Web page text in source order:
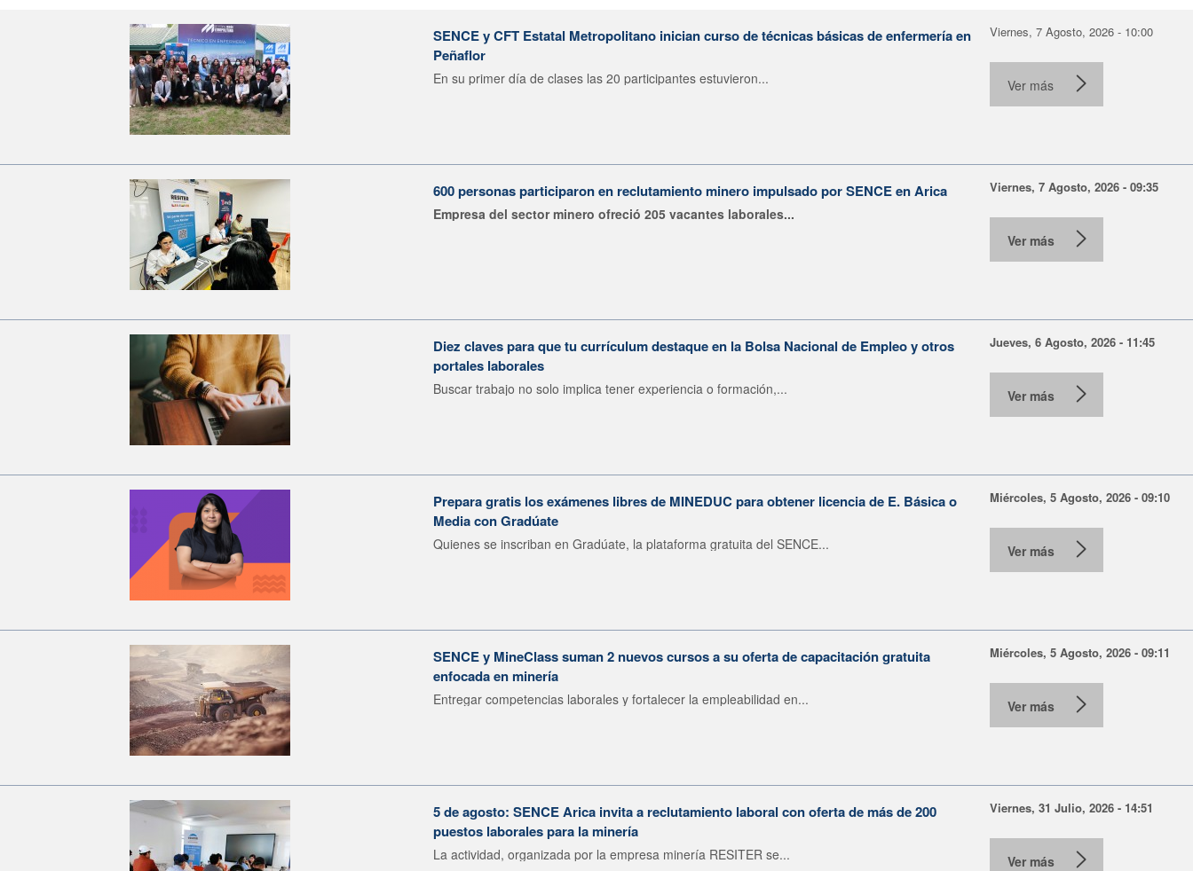
SENCE y CFT Estatal Metropolitano inician curso de técnicas básicas de enfermería en
Peñaflor
En su primer día de clases las 20 participantes estuvieron...
Viernes, 7 Agosto, 2026 - 10:00
Ver más
600 personas participaron en reclutamiento minero impulsado por SENCE en Arica
Empresa del sector minero ofreció 205 vacantes laborales...
Viernes, 7 Agosto, 2026 - 09:35
Ver más
Diez claves para que tu currículum destaque en la Bolsa Nacional de Empleo y otros
portales laborales
Buscar trabajo no solo implica tener experiencia o formación,...
Jueves, 6 Agosto, 2026 - 11:45
Ver más
Prepara gratis los exámenes libres de MINEDUC para obtener licencia de E. Básica o
Media con Gradúate
Quienes se inscriban en Gradúate, la plataforma gratuita del SENCE...
Miércoles, 5 Agosto, 2026 - 09:10
Ver más
SENCE y MineClass suman 2 nuevos cursos a su oferta de capacitación gratuita
enfocada en minería
Entregar competencias laborales y fortalecer la empleabilidad en...
Miércoles, 5 Agosto, 2026 - 09:11
Ver más
5 de agosto: SENCE Arica invita a reclutamiento laboral con oferta de más de 200
puestos laborales para la minería
La actividad, organizada por la empresa minería RESITER se...
Viernes, 31 Julio, 2026 - 14:51
Ver más